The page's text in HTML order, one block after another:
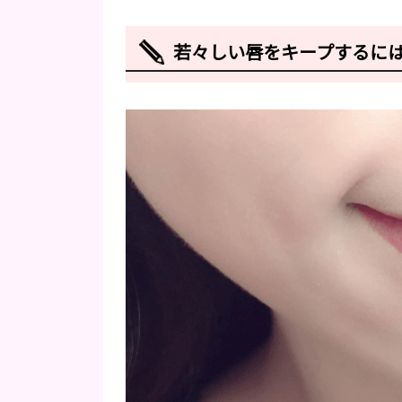
若々しい唇をキープするに